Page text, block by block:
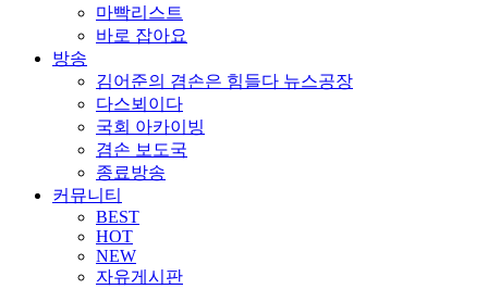
마빡리스트
바로 잡아요
방송
김어준의 겸손은 힘들다 뉴스공장
다스뵈이다
국회 아카이빙
겸손 보도국
종료방송
커뮤니티
BEST
HOT
NEW
자유게시판